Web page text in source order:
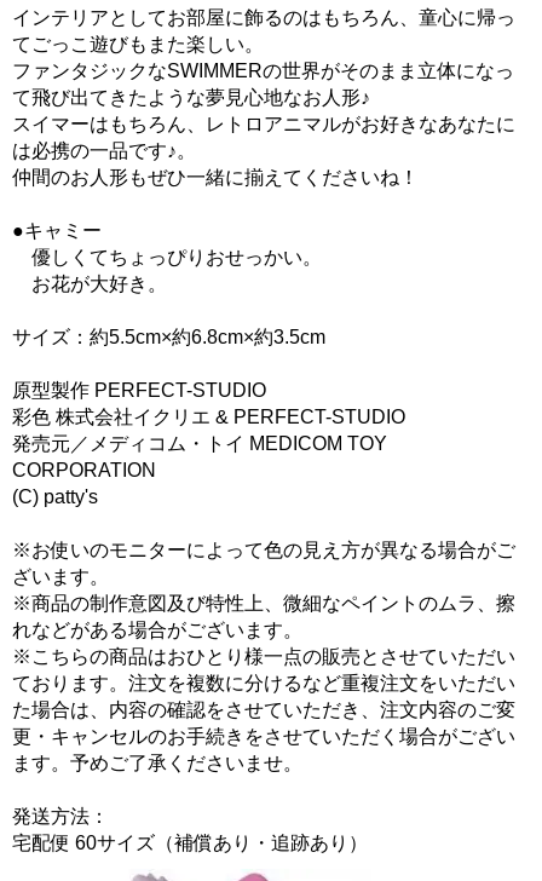
インテリアとしてお部屋に飾るのはもちろん、童心に帰っ
てごっこ遊びもまた楽しい。
ファンタジックなSWIMMERの世界がそのまま立体になっ
て飛び出てきたような夢見心地なお人形♪
スイマーはもちろん、レトロアニマルがお好きなあなたに
は必携の一品です♪。
仲間のお人形もぜひ一緒に揃えてくださいね！
●キャミー
優しくてちょっぴりおせっかい。
お花が大好き。
サイズ：約5.5cm×約6.8cm×約3.5cm
原型製作 PERFECT-STUDIO
彩色 株式会社イクリエ & PERFECT-STUDIO
発売元／メディコム・トイ MEDICOM TOY
CORPORATION
(C) patty's
※お使いのモニターによって色の見え方が異なる場合がご
ざいます。
※商品の制作意図及び特性上、微細なペイントのムラ、擦
れなどがある場合がございます。
※こちらの商品はおひとり様一点の販売とさせていただい
ております。注文を複数に分けるなど重複注文をいただい
た場合は、内容の確認をさせていただき、注文内容のご変
更・キャンセルのお手続きをさせていただく場合がござい
ます。予めご了承くださいませ。
発送方法：
宅配便 60サイズ（補償あり・追跡あり）